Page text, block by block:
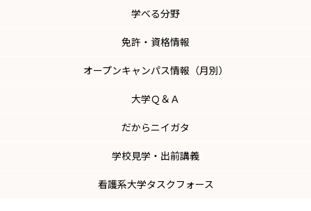
学べる分野
免許・資格情報
オープンキャンパス情報（月別）
大学Ｑ＆Ａ
だからニイガタ
学校見学・出前講義
看護系大学タスクフォース